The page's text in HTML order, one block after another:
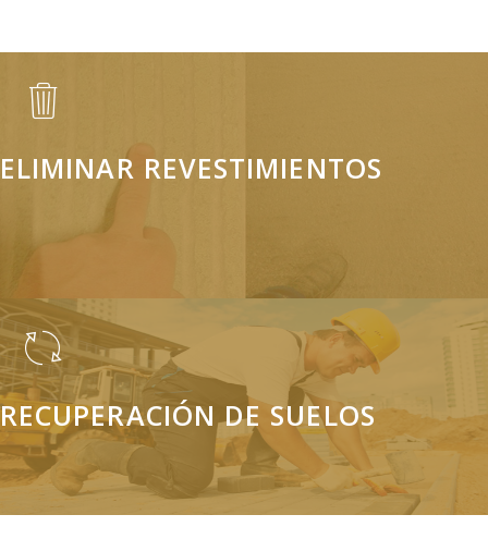
ELIMINAR REVESTIMIENTOS
Elimina irregularidades y revestimientos antiguos creando una
superficie compacta.
RECUPERACIÓN DE SUELOS